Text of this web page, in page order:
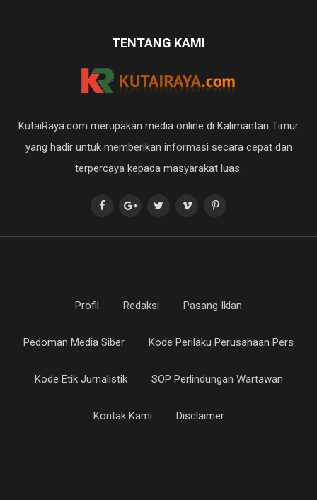
TENTANG KAMI
KutaiRaya.com merupakan media online di Kalimantan Timur
yang hadir untuk memberikan informasi secara cepat dan
terpercaya kepada masyarakat luas.
Profil Redaksi Pasang Iklan
Pedoman Media Siber Kode Perilaku Perusahaan Pers
Kode Etik Jurnalistik SOP Perlindungan Wartawan
Kontak Kami Disclaimer